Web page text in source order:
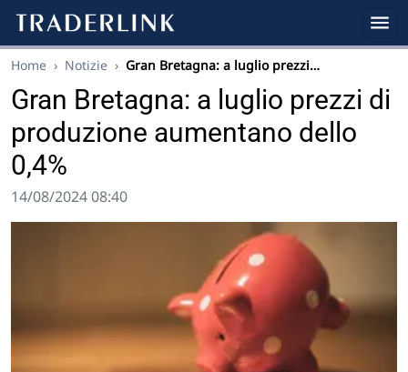
Home › Notizie › Gran Bretagna: a luglio prezzi…
Gran Bretagna: a luglio prezzi di
produzione aumentano dello
0,4%
14/08/2024 08:40